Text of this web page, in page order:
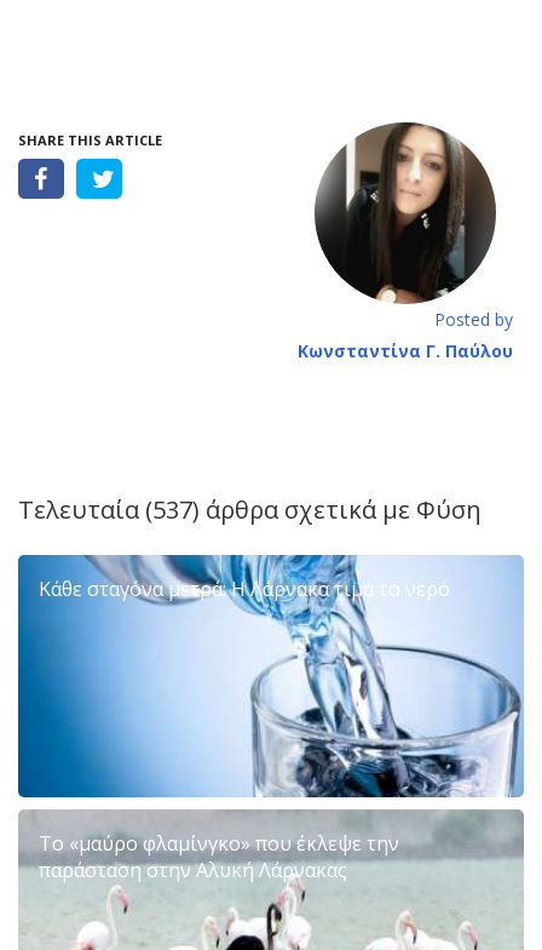
SHARE THIS ARTICLE
Posted by
Κωνσταντίνα Γ. Παύλου
Τελευταία (537) άρθρα σχετικά με Φύση
Κάθε σταγόνα μετρά: Η Λάρνακα τιμά το νερό
Το «μαύρο φλαμίνγκο» που έκλεψε την
παράσταση στην Αλυκή Λάρνακας